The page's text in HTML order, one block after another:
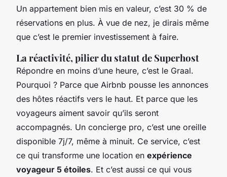
Un appartement bien mis en valeur, c’est 30 % de
réservations en plus. À vue de nez, je dirais même
que c’est le premier investissement à faire.
La réactivité, pilier du statut de Superhost
Répondre en moins d’une heure, c’est le Graal.
Pourquoi ? Parce que Airbnb pousse les annonces
des hôtes réactifs vers le haut. Et parce que les
voyageurs aiment savoir qu’ils seront
accompagnés. Un concierge pro, c’est une oreille
disponible 7j/7, même à minuit. Ce service, c’est
ce qui transforme une location en expérience
voyageur 5 étoiles. Et c’est aussi ce qui vous